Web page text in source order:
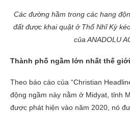
Các đường hầm trong các hang
đất được khai quật ở Thổ Nhĩ Kỳ
của ANADOLU
Thành phố ngầm lớn nhất thế giới
Theo báo cáo của “Christian
động ngầm này nằm ở Midyat, tỉnh
được phát hiện vào năm 2020, nó